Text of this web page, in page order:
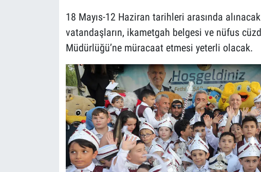
18 Mayıs-12 Haziran tarihleri arasında
vatandaşların, ikametgah belgesi ve nüfus
Müdürlüğü’ne müracaat etmesi yeterli olacak.